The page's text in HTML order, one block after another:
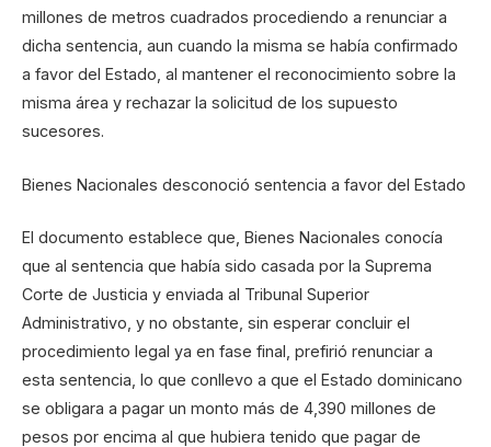
millones de metros cuadrados procediendo a renunciar a
dicha sentencia, aun cuando la misma se había confirmado
a favor del Estado, al mantener el reconocimiento sobre la
misma área y rechazar la solicitud de los supuesto
sucesores.
Bienes Nacionales desconoció sentencia a favor del Estado
El documento establece que, Bienes Nacionales conocía
que al sentencia que había sido casada por la Suprema
Corte de Justicia y enviada al Tribunal Superior
Administrativo, y no obstante, sin esperar concluir el
procedimiento legal ya en fase final, prefirió renunciar a
esta sentencia, lo que conllevo a que el Estado dominicano
se obligara a pagar un monto más de 4,390 millones de
pesos por encima al que hubiera tenido que pagar de